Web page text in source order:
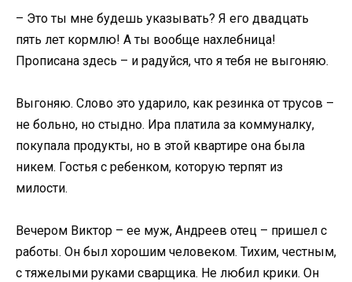
– Это ты мне будешь указывать? Я его двадцать
пять лет кормлю! А ты вообще нахлебница!
Прописана здесь – и радуйся, что я тебя не выгоняю.
Выгоняю. Слово это ударило, как резинка от трусов –
не больно, но стыдно. Ира платила за коммуналку,
покупала продукты, но в этой квартире она была
никем. Гостья с ребенком, которую терпят из
милости.
Вечером Виктор – ее муж, Андреев отец – пришел с
работы. Он был хорошим человеком. Тихим, честным,
с тяжелыми руками сварщика. Не любил крики. Он